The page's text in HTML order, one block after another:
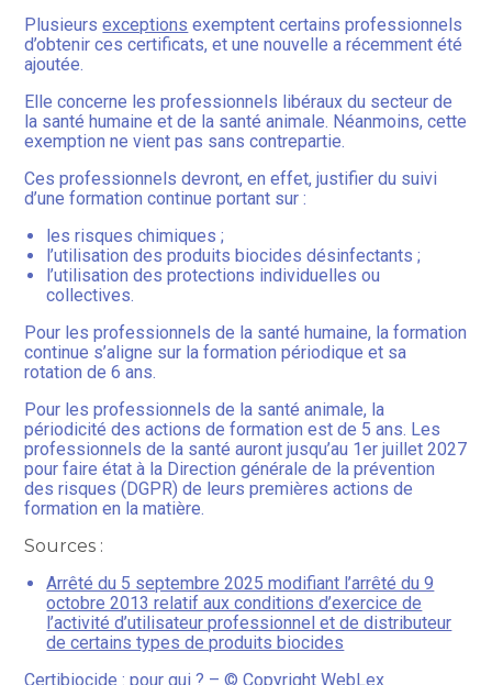
Plusieursexceptions exemptent certains professionnels
d’obtenir ces certificats, et une nouvelle a récemment été
ajoutée.
Elle concerne les professionnels libéraux du secteur de
la santé humaine et de la santé animale. Néanmoins, cette
exemption ne vient pas sans contrepartie.
Ces professionnels devront, en effet, justifier du suivi
d’une formation continue portant sur :
les risques chimiques ;
l’utilisation des produits biocides désinfectants ;
l’utilisation des protections individuelles ou
collectives.
Pour les professionnels de la santé humaine, la formation
continue s’aligne sur la formation périodique et sa
rotation de 6 ans.
Pour les professionnels de la santé animale, la
périodicité des actions de formation est de 5 ans. Les
professionnels de la santé auront jusqu’au 1er juillet 2027
pour faire état à la Direction générale de la prévention
des risques (DGPR) de leurs premières actions de
formation en la matière.
Sources :
Arrêté du 5 septembre 2025 modifiant l’arrêté du 9
octobre 2013 relatif aux conditions d’exercice de
l’activité d’utilisateur professionnel et de distributeur
de certains types de produits biocides
Certibiocide : pour qui ? – © Copyright WebLex